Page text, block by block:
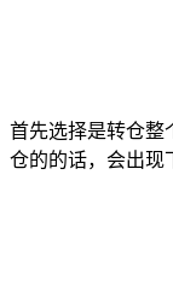
首先选择是转仓整
仓的的话，会出现